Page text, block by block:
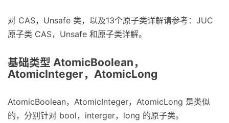
对 CAS，Unsafe 类，以及13个原子类详解请参考：JUC
原子类 CAS，Unsafe 和原子类详解。
基础类型 AtomicBoolean，
AtomicInteger，AtomicLong
AtomicBoolean，AtomicInteger，AtomicLong 是类似
的，分别针对 bool，interger，long 的原子类。